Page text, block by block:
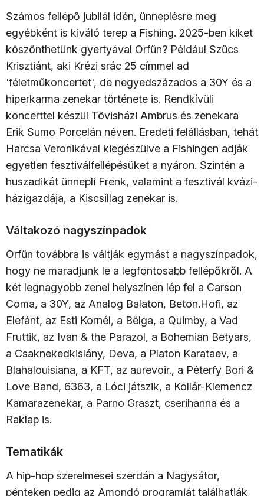
Számos fellépő jubilál idén, ünneplésre meg
egyébként is kiváló terep a Fishing. 2025-ben kiket
köszönthetünk gyertyával Orfűn? Például Szűcs
Krisztiánt, aki Krézi srác 25 címmel ad
'féletműkoncertet', de negyedszázados a 30Y és a
hiperkarma zenekar története is. Rendkívüli
koncerttel készül Tövisházi Ambrus és zenekara
Erik Sumo Porcelán néven. Eredeti felállásban, tehát
Harcsa Veronikával kiegészülve a Fishingen adják
egyetlen fesztiválfellépésüket a nyáron. Szintén a
huszadikát ünnepli Frenk, valamint a fesztivál kvázi-
házigazdája, a Kiscsillag zenekar is.
Váltakozó nagyszínpadok
Orfűn továbbra is váltják egymást a nagyszínpadok,
hogy ne maradjunk le a legfontosabb fellépőkről. A
két legnagyobb zenei helyszínen lép fel a Carson
Coma, a 30Y, az Analog Balaton, Beton.Hofi, az
Elefánt, az Esti Kornél, a Bëlga, a Quimby, a Vad
Fruttik, az Ivan & the Parazol, a Bohemian Betyars,
a Csaknekedkislány, Deva, a Platon Karataev, a
Blahalouisiana, a KFT, az aurevoir., a Péterfy Bori &
Love Band, 6363, a Lóci játszik, a Kollár-Klemencz
Kamarazenekar, a Parno Graszt, cserihanna és a
Raklap is.
Tematikák
A hip-hop szerelmesei szerdán a Nagysátor,
pénteken pedig az Amondó programját találhatják